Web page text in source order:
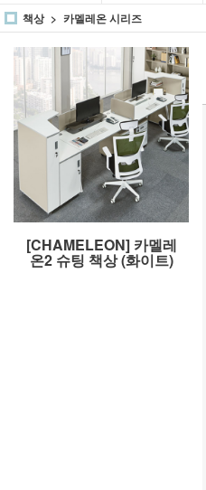
책상
카멜레온 시리즈
[CHAMELEON] 카멜레
온2 슈팅 책상 (화이트)